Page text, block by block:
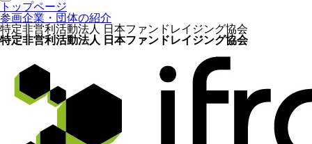
トップページ
参画企業・団体の紹介
特定非営利活動法人 日本ファンドレイジング協会
特定非営利活動法人 日本ファンドレイジング協会